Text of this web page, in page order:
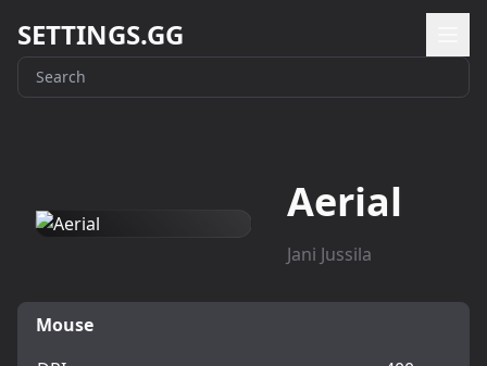
SETTINGS.GG
Aerial
Jani Jussila
Mouse